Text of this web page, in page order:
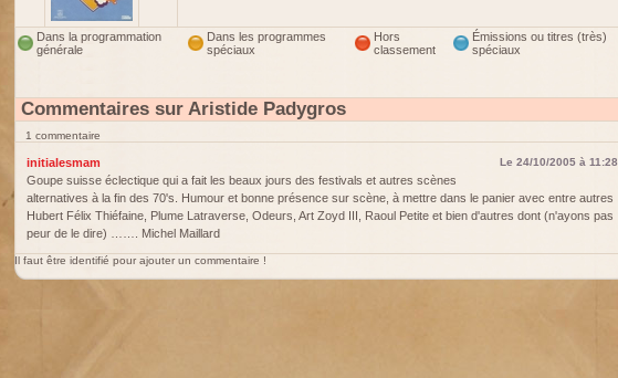
Dans la programmation
générale
Dans les programmes
spéciaux
Hors
classement
Émissions ou titres (très)
spéciaux
Commentaires sur Aristide Padygros
1 commentaire
initialesmam Le 24/10/2005 à 11:28
Goupe suisse éclectique qui a fait les beaux jours des festivals et autres scènes
alternatives à la fin des 70's. Humour et bonne présence sur scène, à mettre dans le panier avec entre autres
Hubert Félix Thiéfaine, Plume Latraverse, Odeurs, Art Zoyd III, Raoul Petite et bien d'autres dont (n'ayons pas
peur de le dire) ……. Michel Maillard
Il faut être identifié pour ajouter un commentaire !